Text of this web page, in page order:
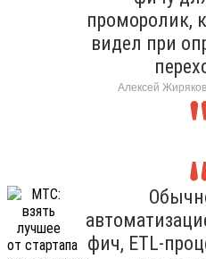
проморолик,
видел при
Алексей
фич, ETL-